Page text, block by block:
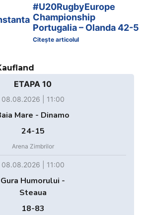
#U20RugbyEurope
Championship
Portugalia – Olanda 42-5
Citește articolul
ETAPA 10
08.08.2026 | 11:00
Mare - Dinamo
24-15
Arena Zimbrilor
08.08.2026 | 11:00
Gura Humorului -
Steaua
18-83